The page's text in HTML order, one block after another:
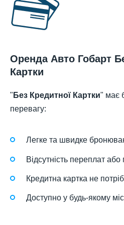
Оренда Авто Гобарт
Картки
" Без Кредитної Картки" має
перевагу:
Легке та швидке
Відсутність переплат або
Кредитна картка не
Доступно у будь-якому